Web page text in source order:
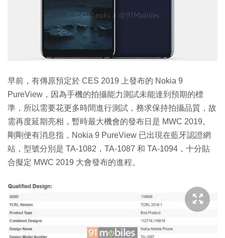
早前，有傳原預定於 CES 2019 上發布的 Nokia 9
PureView，因為手機的拍攝能力測試未能達到預期的標
準，所以需要花更多時間進行測試，務求保持拍攝品質，故
需再度延期亮相，暫時最大機會的發布日是 MWC 2019。
剛剛便有消息指，Nokia 9 PureView 已出現在藍牙認證網
站，型號分別是 TA-1082，TA-1087 和 TA-1094，十分貼
合擬定 MWC 2019 大會發布的進程。